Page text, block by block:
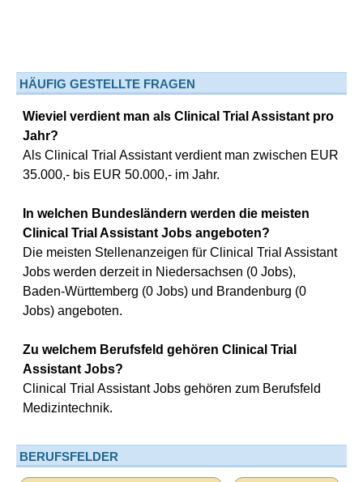
HÄUFIG GESTELLTE FRAGEN
Wieviel verdient man als Clinical Trial Assistant pro
Jahr?
Als Clinical Trial Assistant verdient man zwischen EUR
35.000,- bis EUR 50.000,- im Jahr.
In welchen Bundesländern werden die meisten
Clinical Trial Assistant Jobs angeboten?
Die meisten Stellenanzeigen für Clinical Trial Assistant
Jobs werden derzeit in Niedersachsen (0 Jobs),
Baden-Württemberg (0 Jobs) und Brandenburg (0
Jobs) angeboten.
Zu welchem Berufsfeld gehören Clinical Trial
Assistant Jobs?
Clinical Trial Assistant Jobs gehören zum Berufsfeld
Medizintechnik.
BERUFSFELDER